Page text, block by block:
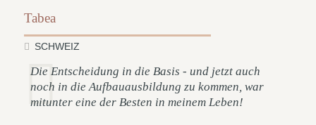
Tabea
SCHWEIZ
Die Entscheidung in die Basis - und jetzt auch
noch in die Aufbauausbildung zu kommen, war
mitunter eine der Besten in meinem Leben!